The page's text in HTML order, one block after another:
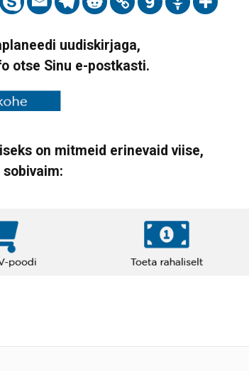
uudiskirjaga,
otse Sinu e-postkasti.
on mitmeid erinevaid viise,